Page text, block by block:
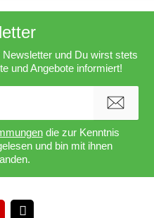
und Du wirst stets
und Angebote informiert!
die zur Kenntnis
und bin mit ihnen